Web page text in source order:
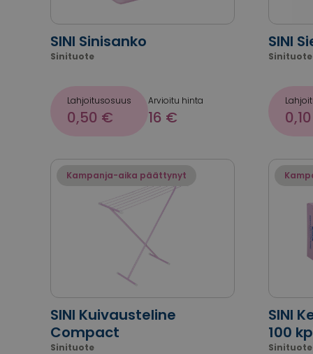
SINI Sinisanko
Sinituote
Lahjoitusosuus
0,50 €
Arvioitu hinta
16 €
SINI
Sinituote
Kampanja-aika päättynyt
SINI Kuivausteline
Compact
Sinituote
SINI
100
Sinituote